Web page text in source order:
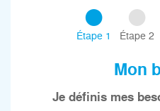
Étape 1 Étape 2
Mon
Je définis mes